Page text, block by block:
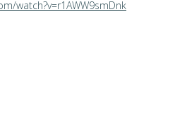
watch?v=r1AWW9smDnk